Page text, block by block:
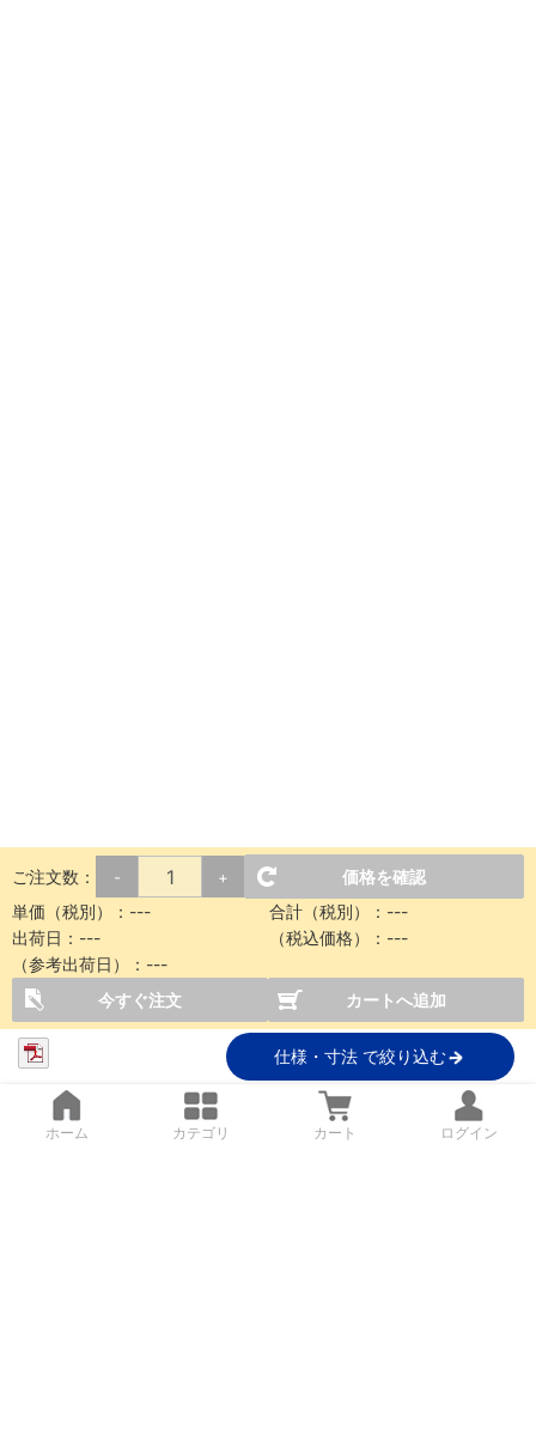
ご注文数： - +
価格を確認
単価（税別）： --- 合計（税別）： ---
出荷日： --- （税込価格）： ---
（参考出荷日）： ---
今すぐ注文
カートへ追加
仕様・寸法 で絞り込む
ホーム カテゴリ カート ログイン